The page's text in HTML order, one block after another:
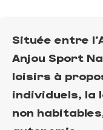
Située entre
Anjou Sport
loisirs à
individuels, la
non